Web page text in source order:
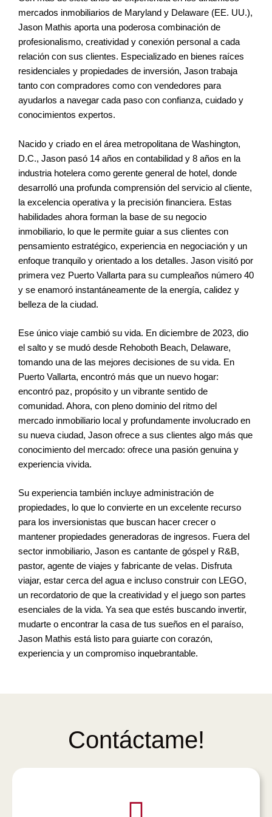
mercados inmobiliarios de Maryland y Delaware (EE. UU.),
Jason Mathis aporta una poderosa combinación de
profesionalismo, creatividad y conexión personal a cada
relación con sus clientes. Especializado en bienes raíces
residenciales y propiedades de inversión, Jason trabaja
tanto con compradores como con vendedores para
ayudarlos a navegar cada paso con confianza, cuidado y
conocimientos expertos.
Nacido y criado en el área metropolitana de Washington,
D.C., Jason pasó 14 años en contabilidad y 8 años en la
industria hotelera como gerente general de hotel, donde
desarrolló una profunda comprensión del servicio al cliente,
la excelencia operativa y la precisión financiera. Estas
habilidades ahora forman la base de su negocio
inmobiliario, lo que le permite guiar a sus clientes con
pensamiento estratégico, experiencia en negociación y un
enfoque tranquilo y orientado a los detalles. Jason visitó por
primera vez Puerto Vallarta para su cumpleaños número 40
y se enamoró instantáneamente de la energía, calidez y
belleza de la ciudad.
Ese único viaje cambió su vida. En diciembre de 2023, dio
el salto y se mudó desde Rehoboth Beach, Delaware,
tomando una de las mejores decisiones de su vida. En
Puerto Vallarta, encontró más que un nuevo hogar:
encontró paz, propósito y un vibrante sentido de
comunidad. Ahora, con pleno dominio del ritmo del
mercado inmobiliario local y profundamente involucrado en
su nueva ciudad, Jason ofrece a sus clientes algo más que
conocimiento del mercado: ofrece una pasión genuina y
experiencia vivida.
Su experiencia también incluye administración de
propiedades, lo que lo convierte en un excelente recurso
para los inversionistas que buscan hacer crecer o
mantener propiedades generadoras de ingresos. Fuera del
sector inmobiliario, Jason es cantante de góspel y R&B,
pastor, agente de viajes y fabricante de velas. Disfruta
viajar, estar cerca del agua e incluso construir con LEGO,
un recordatorio de que la creatividad y el juego son partes
esenciales de la vida. Ya sea que estés buscando invertir,
mudarte o encontrar la casa de tus sueños en el paraíso,
Jason Mathis está listo para guiarte con corazón,
experiencia y un compromiso inquebrantable.
Contáctame!